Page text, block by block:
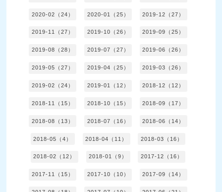
2020-02（24） 2020-01（25） 2019-12（27）
2019-11（27） 2019-10（26） 2019-09（25）
2019-08（28） 2019-07（27） 2019-06（26）
2019-05（27） 2019-04（25） 2019-03（26）
2019-02（24） 2019-01（12） 2018-12（12）
2018-11（15） 2018-10（15） 2018-09（17）
2018-08（13） 2018-07（16） 2018-06（14）
2018-05（4） 2018-04（11） 2018-03（16）
2018-02（12） 2018-01（9） 2017-12（16）
2017-11（15） 2017-10（10） 2017-09（14）